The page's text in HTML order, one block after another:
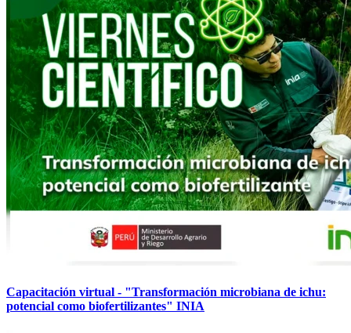
Capacitación virtual - "Transformación microbiana de ichu:
potencial como biofertilizantes" INIA